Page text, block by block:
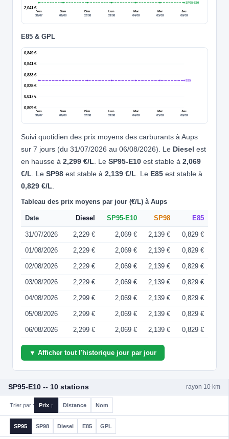
2,041 €
Ven
31/07
Sam
01/08
Dim
02/08
Lun
03/08
Mar
04/08
Mer
05/08
Jeu
06/08
SP95-E10
E85 & GPL
0,809 €
0,817 €
0,825 €
0,833 €
0,841 €
0,849 €
Ven
31/07
Sam
01/08
Dim
02/08
Lun
03/08
Mar
04/08
Mer
05/08
Jeu
06/08
E85
Suivi quotidien des prix moyens des carburants à Aups
sur 7 jours (du 31/07/2026 au 06/08/2026). Le Diesel est
en hausse à 2,299 €/L. Le SP95-E10 est stable à 2,069
€/L. Le SP98 est stable à 2,139 €/L. Le E85 est stable à
0,829 €/L.
Tableau des prix moyens par jour (€/L) à Aups
Date Diesel SP95-E10 SP98 E85
31/07/2026 2,229 € 2,069 € 2,139 € 0,829 €
01/08/2026 2,229 € 2,069 € 2,139 € 0,829 €
02/08/2026 2,229 € 2,069 € 2,139 € 0,829 €
03/08/2026 2,229 € 2,069 € 2,139 € 0,829 €
04/08/2026 2,299 € 2,069 € 2,139 € 0,829 €
05/08/2026 2,299 € 2,069 € 2,139 € 0,829 €
06/08/2026 2,299 € 2,069 € 2,139 € 0,829 €
▼ Afficher tout l'historique jour par jour
SP95-E10 -- 10 stations rayon 10 km
Trier par : Prix ↑ Distance Nom
SP95 SP98 Diesel E85 GPL